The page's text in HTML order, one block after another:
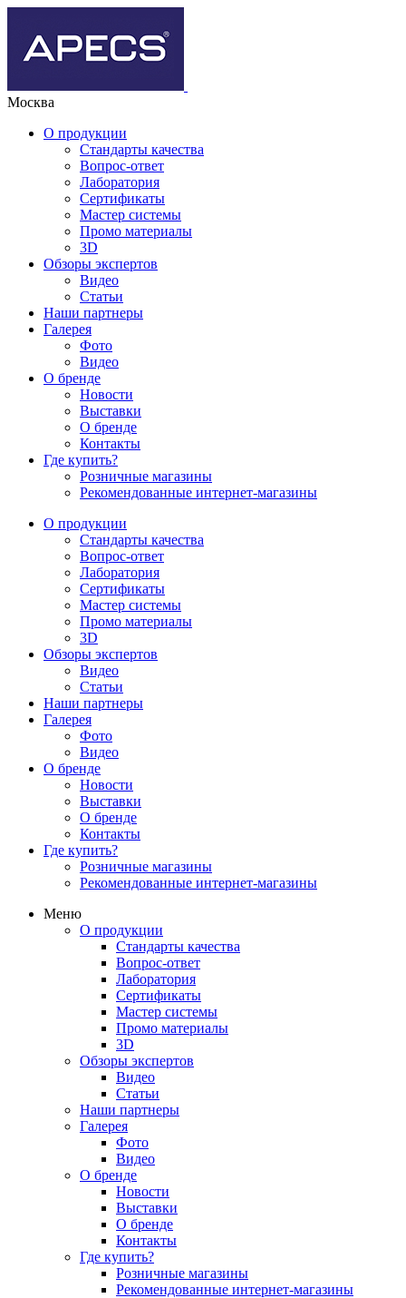
Москва
О продукции
Стандарты качества
Вопрос-ответ
Лаборатория
Сертификаты
Мастер системы
Промо материалы
3D
Обзоры экспертов
Видео
Статьи
Наши партнеры
Галерея
Фото
Видео
О бренде
Новости
Выставки
О бренде
Контакты
Где купить?
Розничные магазины
Рекомендованные интернет-магазины
О продукции
Стандарты качества
Вопрос-ответ
Лаборатория
Сертификаты
Мастер системы
Промо материалы
3D
Обзоры экспертов
Видео
Статьи
Наши партнеры
Галерея
Фото
Видео
О бренде
Новости
Выставки
О бренде
Контакты
Где купить?
Розничные магазины
Рекомендованные интернет-магазины
Меню
О продукции
Стандарты качества
Вопрос-ответ
Лаборатория
Сертификаты
Мастер системы
Промо материалы
3D
Обзоры экспертов
Видео
Статьи
Наши партнеры
Галерея
Фото
Видео
О бренде
Новости
Выставки
О бренде
Контакты
Где купить?
Розничные магазины
Рекомендованные интернет-магазины